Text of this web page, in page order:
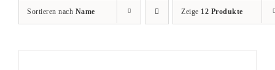
Sortieren nach Name Zeige 12 Produkte